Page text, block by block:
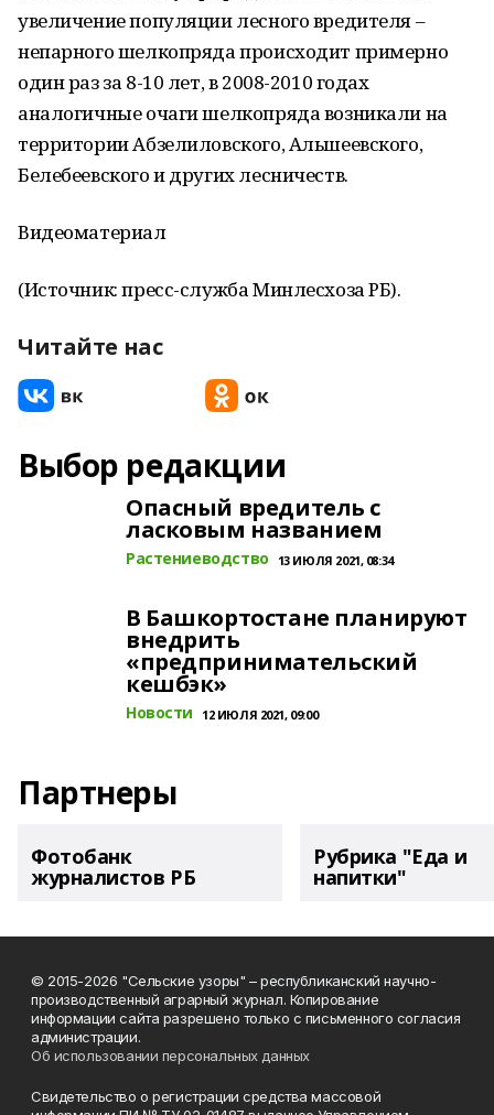
увеличение популяции лесного вредителя –
непарного шелкопряда происходит примерно
один раз за 8-10 лет, в 2008-2010 годах
аналогичные очаги шелкопряда возникали на
территории Абзелиловского, Альшеевского,
Белебеевского и других лесничеств.
Видеоматериал
(Источник: пресс-служба Минлесхоза РБ).
Читайте нас
Выбор редакции
Опасный вредитель с
ласковым названием
Растениеводство 13 ИЮЛЯ 2021, 08:34
В Башкортостане планируют
внедрить
«предпринимательский
кешбэк»
Новости 12 ИЮЛЯ 2021, 09:00
Партнеры
Фотобанк
журналистов РБ
Рубрика "Еда и
напитки"
© 2015-2026 "Сельские узоры" – республиканский научно-
производственный аграрный журнал. Копирование
информации сайта разрешено только с письменного согласия
администрации.
Об использовании персональных данных
Свидетельство о регистрации средства массовой